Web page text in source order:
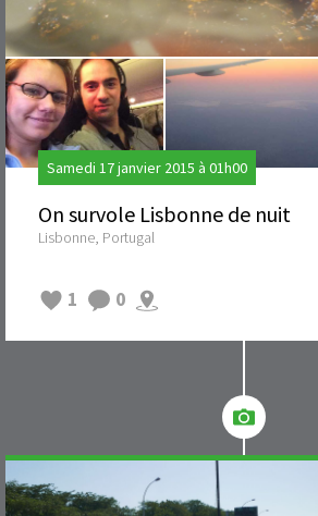
Samedi 17 janvier 2015 à 01h00
On survole Lisbonne de nuit
Lisbonne, Portugal
1 0